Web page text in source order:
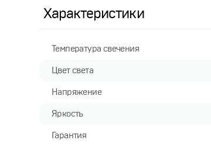
Характеристики
Температура свечения
Цвет света
Напряжение
Яркость
Гарантия